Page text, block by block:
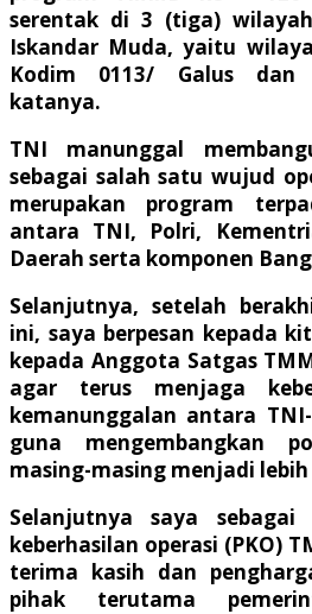
serentak di 3 (tiga)
Iskandar Muda, yaitu
Kodim 0113/ Galus dan
katanya.
TNI manunggal
sebagai salah satu wujud
merupakan program
antara TNI, Polri,
Daerah serta komponen
Selanjutnya, setelah
ini, saya berpesan kepada
kepada Anggota Satgas
agar terus menjaga
kemanunggalan antara
guna mengembangkan
masing-masing menjadi
Selanjutnya saya sebagai
keberhasilan operasi (PKO)
terima kasih dan
pihak terutama